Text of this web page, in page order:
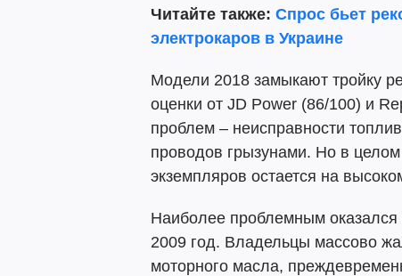
Читайте также: Спрос бьет
электрокаров в Украине
Модели 2018 замыкают тройку
оценки от JD Power (86/100) и
проблем – неисправности
проводов грызунами. Но в
экземпляров остается на
Наиболее проблемным оказался
2009 год. Владельцы массово
моторного масла,